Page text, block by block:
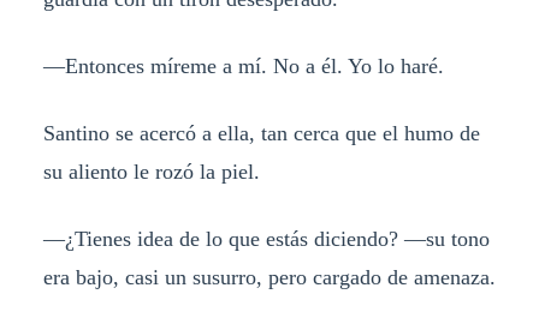
—Entonces míreme a mí. No a él. Yo lo haré.
Santino se acercó a ella, tan cerca que el humo de
su aliento le rozó la piel.
—¿Tienes idea de lo que estás diciendo? —su tono
era bajo, casi un susurro, pero cargado de amenaza.